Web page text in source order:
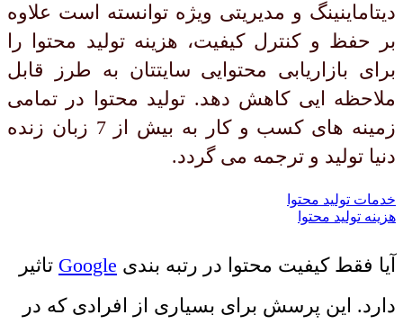
دیتاماینینگ و مدیریتی ویژه توانسته است علاوه
بر حفظ و کنترل کیفیت، هزینه تولید محتوا را
برای بازاریابی محتوایی سایتتان به طرز قابل
ملاحظه ایی کاهش دهد. تولید محتوا در تمامی
زمینه های کسب و کار به بیش از 7 زبان زنده
دنیا تولید و ترجمه می گردد.
خدمات تولید محتوا
هزینه تولید محتوا
آیا فقط کیفیت محتوا در رتبه بندی Google تاثیر
دارد. این پرسش برای بسیاری از افرادی که در